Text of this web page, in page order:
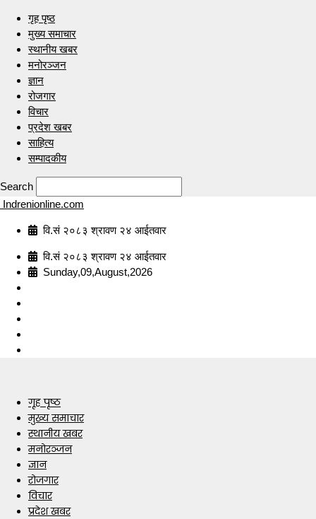
गृह पृष्ठ
मुख्य समाचार
स्थानीय खबर
मनोरञ्जन
ज्ञान
रोजगार
विचार
प्रदेश खबर
साहित्य
सम्पादकीय
Search
Indrenionline.com
वि.सं २०८३ श्रावण २४ आईतवार
वि.सं २०८३ श्रावण २४ आईतवार
Sunday,09,August,2026
गृह पृष्ठ
मुख्य समाचार
स्थानीय खबर
मनोरञ्जन
ज्ञान
रोजगार
विचार
प्रदेश खबर